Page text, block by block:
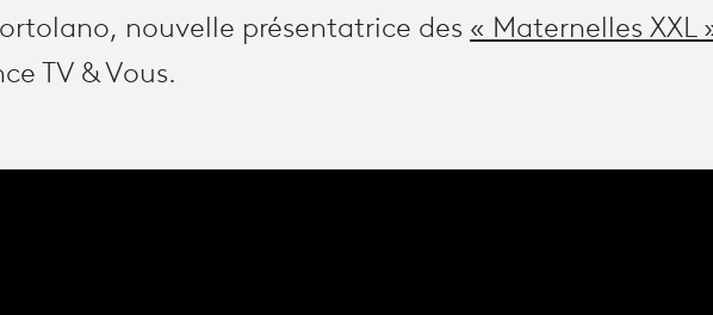
nouvelle présentatrice des « Maternelles XXL
TV & Vous.